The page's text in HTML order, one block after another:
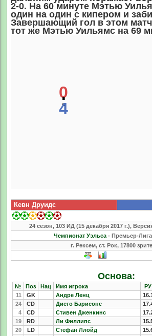
2-0. На 60 минуте Мэтью
один на один с кипером и
Завершающий гол в этом
тот же Мэтью Уильямс на 69
0
:
4
Кевн Друидс
24 сезон, 103 ИД (15 декабря 2017 г.),
Чемпионат Уэльса- Премьер-
г. Рексем, ст. Рок, 17800
Основа:
№ Поз Нац Имя игрока РУ
11
GK Андре Ленц
24
CD Диего Барисоне
4
CD Стивен Дженкинс
19
RD Ли Филлипс
20
LD Стефан Ллойд